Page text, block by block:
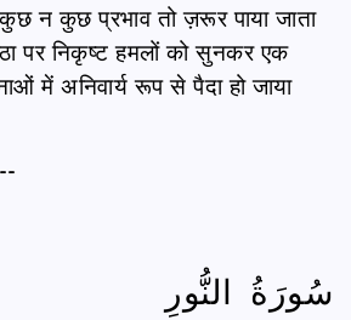
न कुछ प्रभाव तो ज़रूर पाया जाता
पर निकृष्ट हमलों को सुनकर एक
में अनिवार्य रूप से पैदा हो जाया
سُورَةُ النُّورِ